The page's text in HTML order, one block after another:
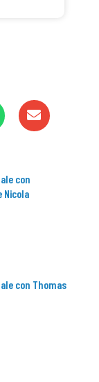
con
Nicola
con Thomas